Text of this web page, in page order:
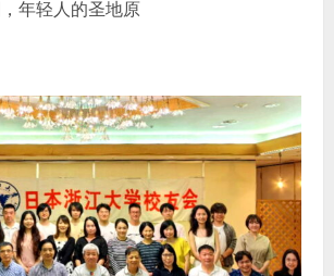
年轻人的圣地原